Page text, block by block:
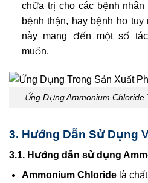
chữa trị cho các bệnh
bệnh thận, hay bệnh ho
này mang đến một số
muốn.
Ứng Dụng Ammonium Chloride
3. Hướng Dẫn Sử Dụng
3.1. Hướng dẫn sử dụng
Ammonium Chloridelà chất